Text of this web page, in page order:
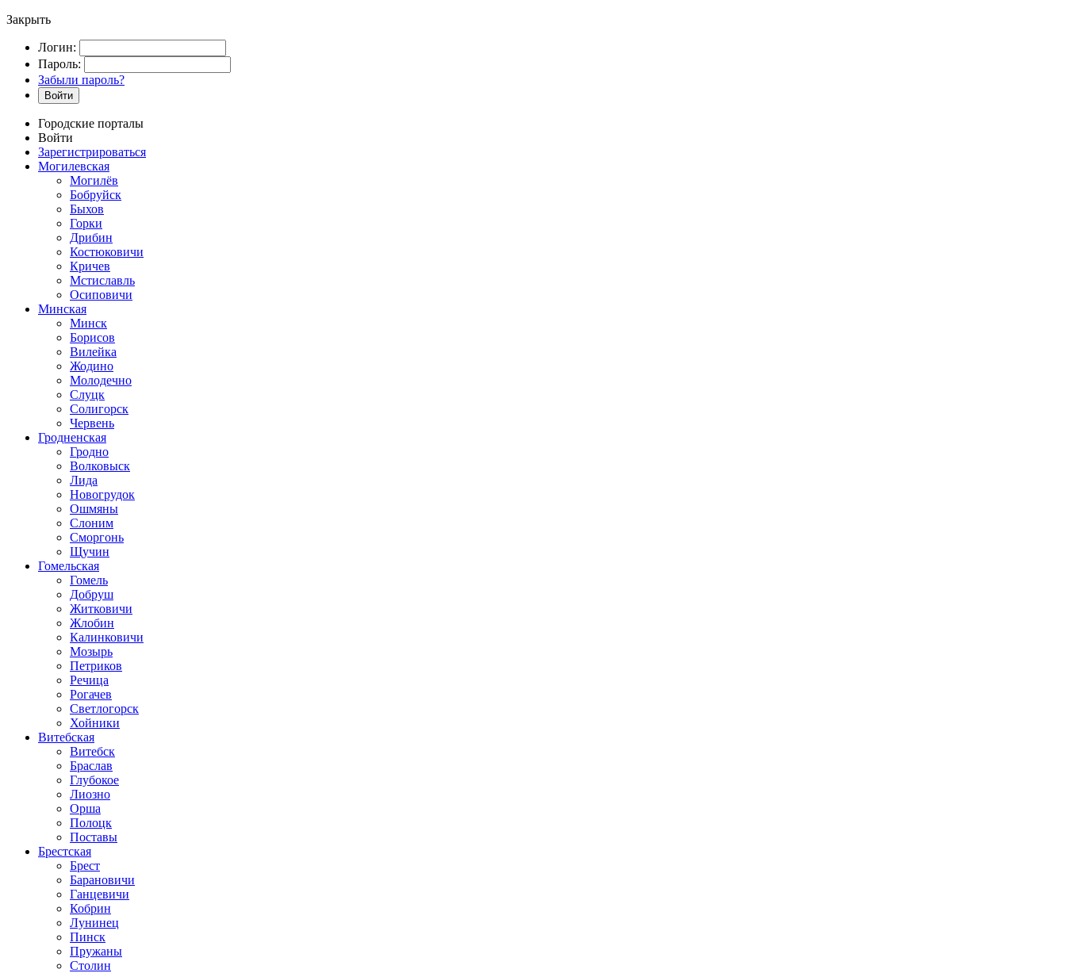
Закрыть
Логин:
Пароль:
Забыли пароль?
Войти
Городские порталы
Войти
Зарегистрироваться
Могилевская
Могилёв
Бобруйск
Быхов
Горки
Дрибин
Костюковичи
Кричев
Мстиславль
Осиповичи
Минская
Минск
Борисов
Вилейка
Жодино
Молодечно
Слуцк
Солигорск
Червень
Гродненская
Гродно
Волковыск
Лида
Новогрудок
Ошмяны
Слоним
Сморгонь
Щучин
Гомельская
Гомель
Добруш
Житковичи
Жлобин
Калинковичи
Мозырь
Петриков
Речица
Рогачев
Светлогорск
Хойники
Витебская
Витебск
Браслав
Глубокое
Лиозно
Орша
Полоцк
Поставы
Брестская
Брест
Барановичи
Ганцевичи
Кобрин
Лунинец
Пинск
Пружаны
Столин